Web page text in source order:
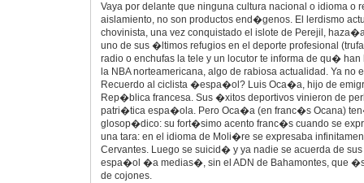
Vaya por delante que ninguna cultura nacional o idioma o
aislamiento, no son productos end�genos. El lerdismo
chovinista, una vez conquistado el islote de Perejil,
uno de sus �ltimos refugios en el deporte profesional
radio o enchufas la tele y un locutor te informa de qu�
la NBA norteamericana, algo de rabiosa actualidad. Ya no
Recuerdo al ciclista �espa�ol? Luis Oca�a, hijo de
Rep�blica francesa. Sus �xitos deportivos vinieron de
patri�tica espa�ola. Pero Oca�a (en franc�s Ocana)
glosop�dico: su fort�simo acento franc�s cuando se
una tara: en el idioma de Moli�re se expresaba
Cervantes. Luego se suicid� y ya nadie se acuerda de sus
espa�ol �a medias�, sin el ADN de Bahamontes, que
de cojones.